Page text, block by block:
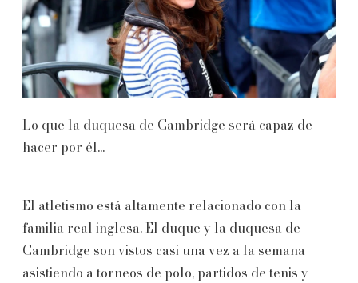
Lo que la duquesa de Cambridge será capaz de
hacer por él...
El atletismo está altamente relacionado con la
familia real inglesa. El duque y la duquesa de
Cambridge son vistos casi una vez a la semana
asistiendo a torneos de polo, partidos de tenis y